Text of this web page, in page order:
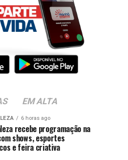
EM ALTA
6 horas ago
recebe programação na
shows, esportes
e feira criativa